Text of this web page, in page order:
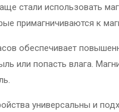
стали использовать
примагничиваются к
обеспечивает
или попасть влага.
универсальны и